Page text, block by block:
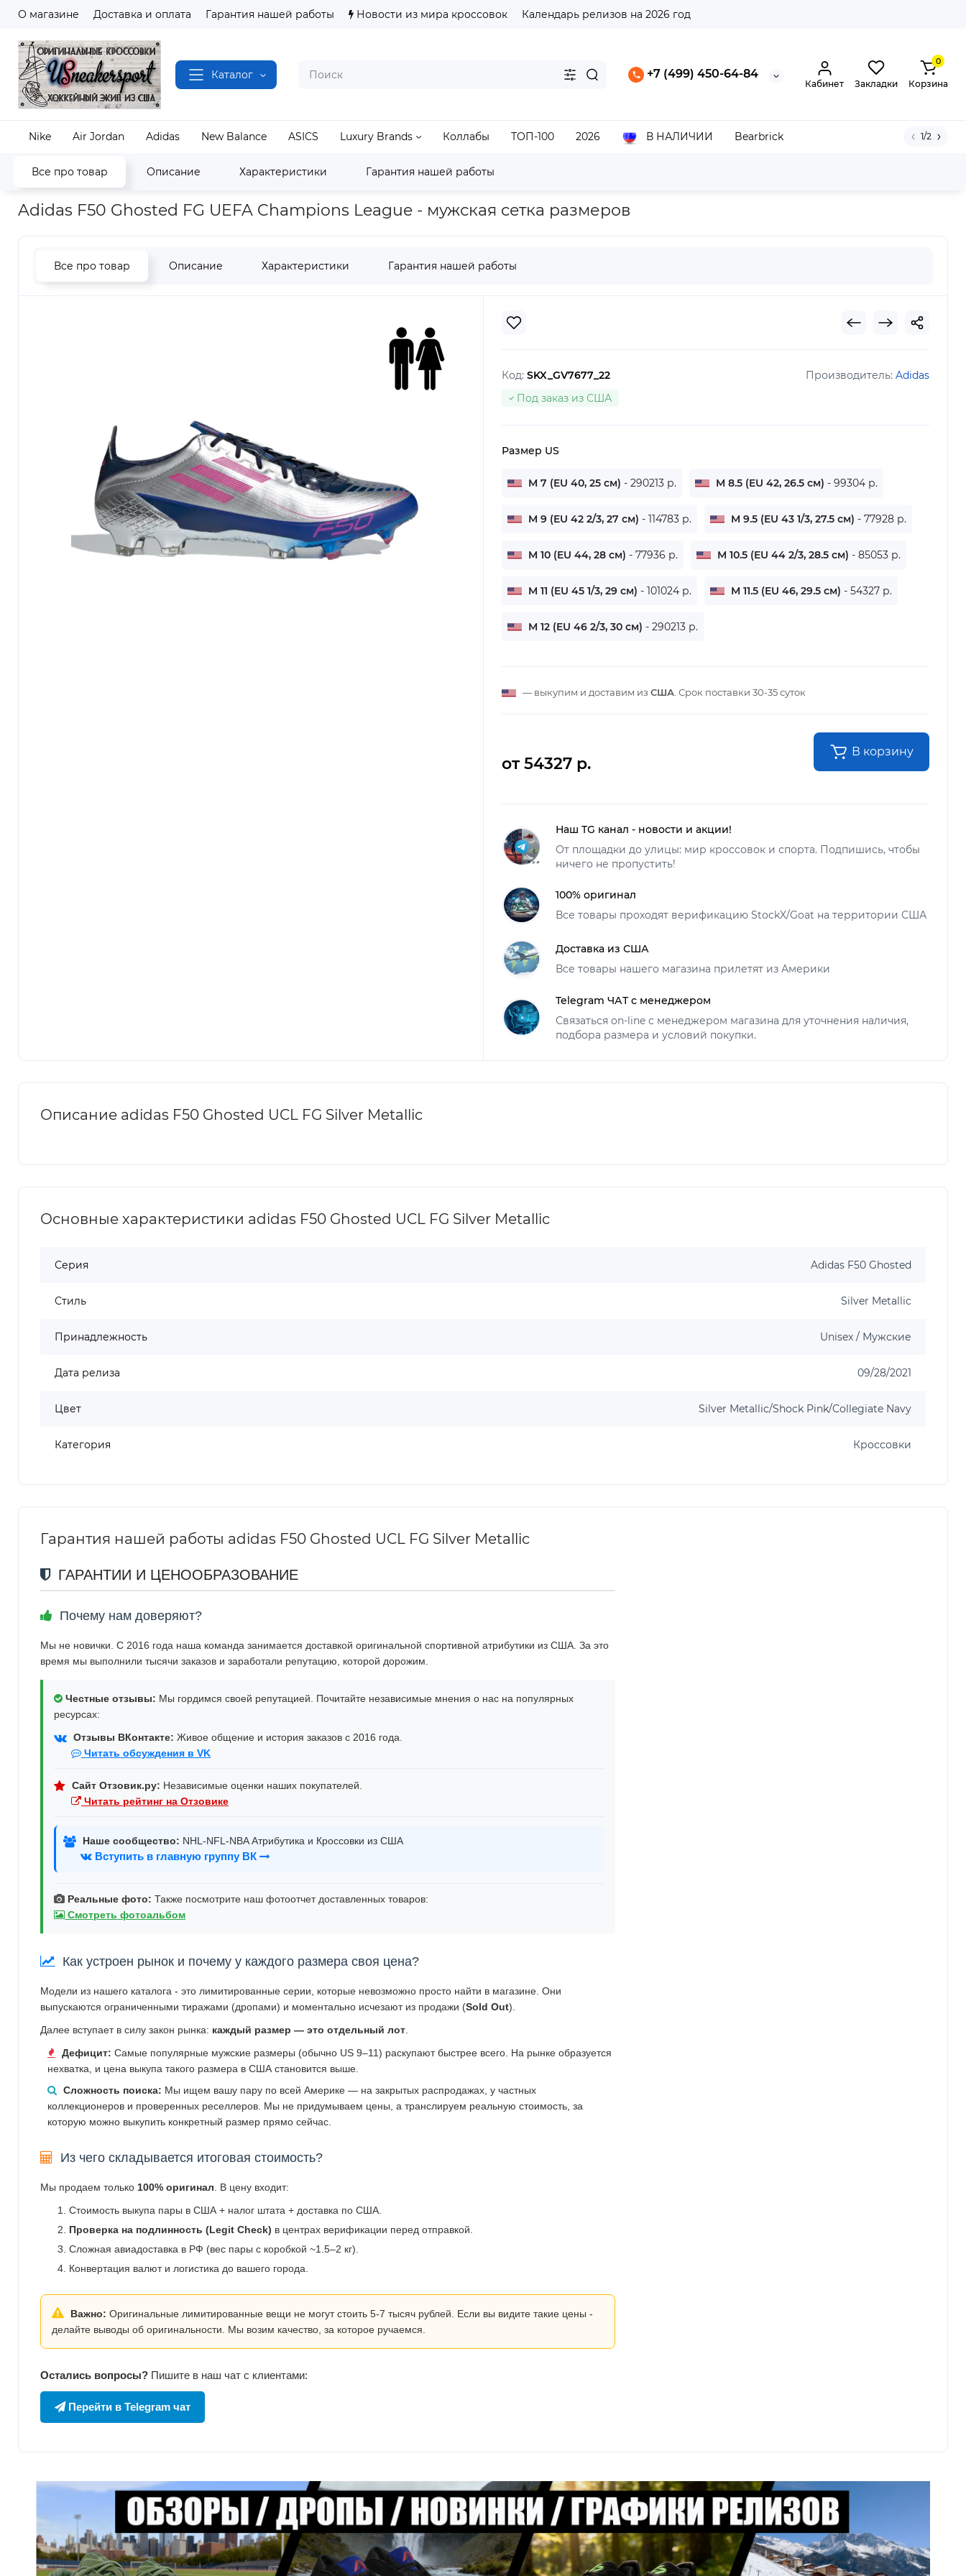
О магазине Доставка и оплата Гарантия нашей работы Новости из мира кроссовок Календарь релизов на 2026 год
Каталог +7 (499) 450-64-84
Кабинет Закладки
0
Корзина
Nike Air Jordan Adidas New Balance ASICS Luxury Brands Коллабы ТОП-100 2026 В НАЛИЧИИ Bearbrick 1/2
Все про товар Описание Характеристики Гарантия нашей работы
Наш магазин Полный каталог кроссовок Adidas adidas F50 Ghosted UCL FG Silver Metallic
Adidas F50 Ghosted FG UEFA Champions League - мужская сетка размеров
Все про товар Описание Характеристики Гарантия нашей работы
Код: SKX_GV7677_22 Производитель: Adidas
Под заказ из США
Размер US
M 7 (EU 40, 25 см) - 290213 р. M 8.5 (EU 42, 26.5 см) - 99304 р.
M 9 (EU 42 2/3, 27 см) - 114783 р. M 9.5 (EU 43 1/3, 27.5 см) - 77928 р.
M 10 (EU 44, 28 см) - 77936 р. M 10.5 (EU 44 2/3, 28.5 см) - 85053 р.
M 11 (EU 45 1/3, 29 см) - 101024 р. M 11.5 (EU 46, 29.5 см) - 54327 р.
M 12 (EU 46 2/3, 30 см) - 290213 р.
— выкупим и доставим из США . Срок поставки 30-35 суток
от 54327 р.
В корзину
Наш TG канал - новости и акции!
От площадки до улицы: мир кроссовок и спорта. Подпишись, чтобы
ничего не пропустить!
100% оригинал
Все товары проходят верификацию StockX/Goat на территории США
Доставка из США
Все товары нашего магазина прилетят из Америки
Telegram ЧАТ с менеджером
Связаться on-line с менеджером магазина для уточнения наличия,
подбора размера и условий покупки.
Описание adidas F50 Ghosted UCL FG Silver Metallic
Основные характеристики adidas F50 Ghosted UCL FG Silver Metallic
Серия Adidas F50 Ghosted
Стиль Silver Metallic
Принадлежность Unisex / Мужские
Дата релиза 09/28/2021
Цвет Silver Metallic/Shock Pink/Collegiate Navy
Категория Кроссовки
Гарантия нашей работы adidas F50 Ghosted UCL FG Silver Metallic
ГАРАНТИИ И ЦЕНООБРАЗОВАНИЕ
Почему нам доверяют?
Мы не новички. С 2016 года наша команда занимается доставкой оригинальной спортивной атрибутики из США. За это
время мы выполнили тысячи заказов и заработали репутацию, которой дорожим.
Честные отзывы: Мы гордимся своей репутацией. Почитайте независимые мнения о нас на популярных
ресурсах:
Отзывы ВКонтакте: Живое общение и история заказов с 2016 года.
Читать обсуждения в VK
Сайт Отзовик.ру: Независимые оценки наших покупателей.
Читать рейтинг на Отзовике
Наше сообщество: NHL-NFL-NBA Атрибутика и Кроссовки из США
Вступить в главную группу ВК
Реальные фото: Также посмотрите наш фотоотчет доставленных товаров:
Смотреть фотоальбом
Как устроен рынок и почему у каждого размера своя цена?
Модели из нашего каталога - это лимитированные серии, которые невозможно просто найти в магазине. Они
выпускаются ограниченными тиражами (дропами) и моментально исчезают из продажи (Sold Out).
Далее вступает в силу закон рынка: каждый размер — это отдельный лот
Дефицит: Самые популярные мужские размеры (обычно US 9–11) раскупают быстрее всего. На рынке образуется
нехватка, и цена выкупа такого размера в США становится выше.
Сложность поиска: Мы ищем вашу пару по всей Америке — на закрытых распродажах, у частных
коллекционеров и проверенных реселлеров. Мы не придумываем цены, а транслируем реальную стоимость, за
которую можно выкупить конкретный размер прямо сейчас.
Из чего складывается итоговая стоимость?
Мы продаем только 100% оригинал . В цену входит:
Стоимость выкупа пары в США + налог штата + доставка по США.
Проверка на подлинность (Legit Check) в центрах верификации перед отправкой.
Сложная авиадоставка в РФ (вес пары с коробкой ~1.5–2 кг).
Конвертация валют и логистика до вашего города.
Важно: Оригинальные лимитированные вещи не могут стоить 5-7 тысяч рублей. Если вы видите такие цены -
делайте выводы об оригинальности. Мы возим качество, за которое ручаемся.
Остались вопросы? Пишите в наш чат с клиентами:
Перейти в Telegram чат